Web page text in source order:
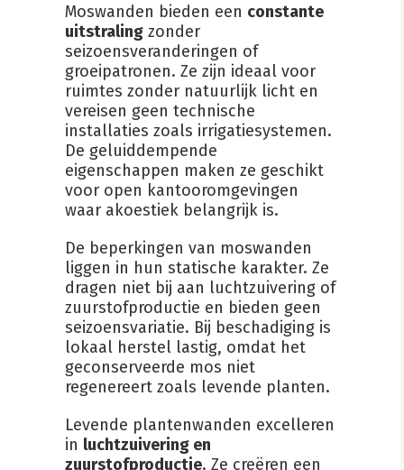
Moswanden bieden een constante
uitstraling zonder
seizoensveranderingen of
groeipatronen. Ze zijn ideaal voor
ruimtes zonder natuurlijk licht en
vereisen geen technische
installaties zoals irrigatiesystemen.
De geluiddempende
eigenschappen maken ze geschikt
voor open kantooromgevingen
waar akoestiek belangrijk is.
De beperkingen van moswanden
liggen in hun statische karakter. Ze
dragen niet bij aan luchtzuivering of
zuurstofproductie en bieden geen
seizoensvariatie. Bij beschadiging is
lokaal herstel lastig, omdat het
geconserveerde mos niet
regenereert zoals levende planten.
Levende plantenwanden excelleren
in luchtzuivering en
zuurstofproductie. Ze creëren een